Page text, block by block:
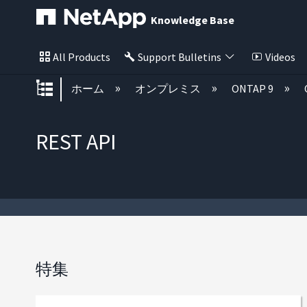
Knowledge Base
All Products Support Bulletins Videos
グローバル階層を展開/折りたた
ホーム オンプレミス ONTAP 9
REST API
特集